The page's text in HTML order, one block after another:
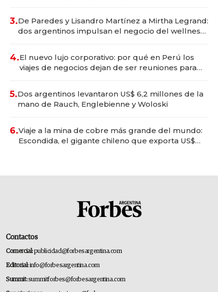
3.De Paredes y Lisandro Martínez a Mirtha Legrand:
dos argentinos impulsan el negocio del wellness
4.El nuevo lujo corporativo: por qué en Perú los
viajes de negocios dejan de ser reuniones para
5.Dos argentinos levantaron US$ 6,2 millones de la
mano de Rauch, Englebienne y Woloski
6.Viaje a la mina de cobre más grande del mundo:
Escondida, el gigante chileno que exporta US$
Contactos
Comercial:publicidad@forbesargentina.com
Editorial:info@forbesargentina.com
Summit:summitforbes@forbesargentina.com